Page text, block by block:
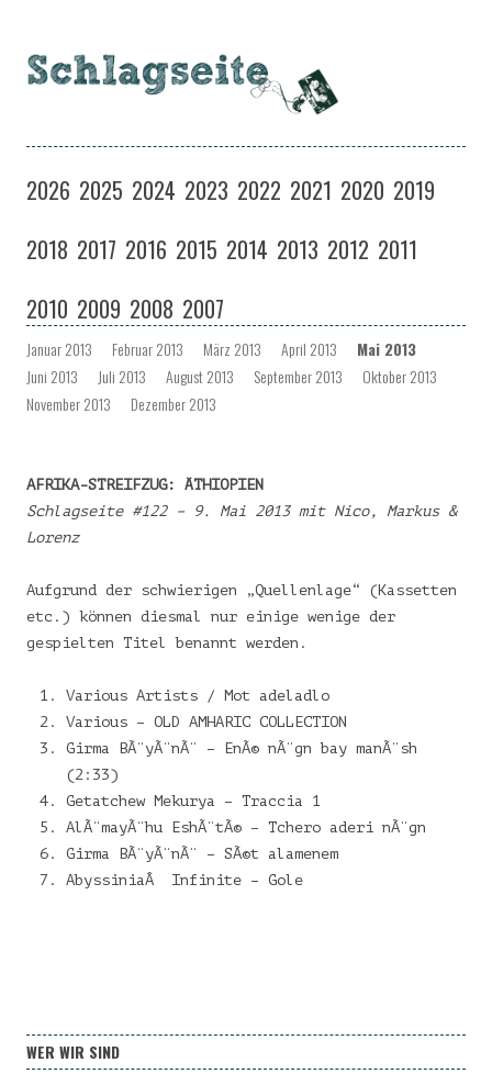
Zum
springen
2026 2025 2024 2023 2022 2021 2020 2019
2018 2017 2016 2015 2014 2013 2012 2011
2010 2009 2008 2007
Januar 2013 Februar 2013 März 2013 April 2013
Mai 2013
Juni 2013
Juli 2013 August 2013 September 2013
Oktober 2013
November 2013
Dezember 2013
AFRIKA-STREIFZUG: ÄTHIOPIEN
Schlagseite #122 – 9. Mai 2013 mit Nico, Markus &
Lorenz
Aufgrund der schwierigen „Quellenlage“ (Kassetten
etc.) können diesmal nur einige wenige der
gespielten Titel benannt werden.
Various Artists / Mot adeladlo
Various – OLD AMHARIC COLLECTION
Girma BÃ¨yÃ¨nÃ¨ – EnÃ© nÃ¨gn bay manÃ¨sh
(2:33)
Getatchew Mekurya – Traccia 1
AlÃ¨mayÃ¨hu EshÃ¨tÃ© – Tchero aderi nÃ¨gn
Girma BÃ¨yÃ¨nÃ¨ – SÃ©t alamenem
AbyssiniaÂ Infinite – Gole
WER WIR SIND